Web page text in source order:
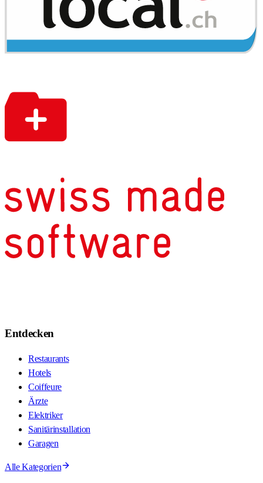
Entdecken
Restaurants
Hotels
Coiffeure
Ärzte
Elektriker
Sanitärinstallation
Garagen
Alle Kategorien